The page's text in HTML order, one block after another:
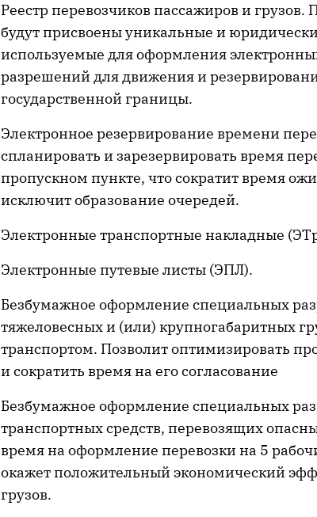
Реестр перевозчиков пассажиров и
будут присвоены уникальные и
используемые для оформления
разрешений для движения и
государственной границы.
Электронное резервирование времени
спланировать и зарезервировать время
пропускном пункте, что сократит время
исключит образование очередей.
Электронные транспортные накладные
Электронные путевые листы (ЭПЛ).
Безбумажное оформление специальных
тяжеловесных и (или) крупногабаритных
транспортом. Позволит оптимизировать
и сократить время на его согласование
Безбумажное оформление специальных
транспортных средств, перевозящих
время на оформление перевозки на 5
окажет положительный экономический
грузов.